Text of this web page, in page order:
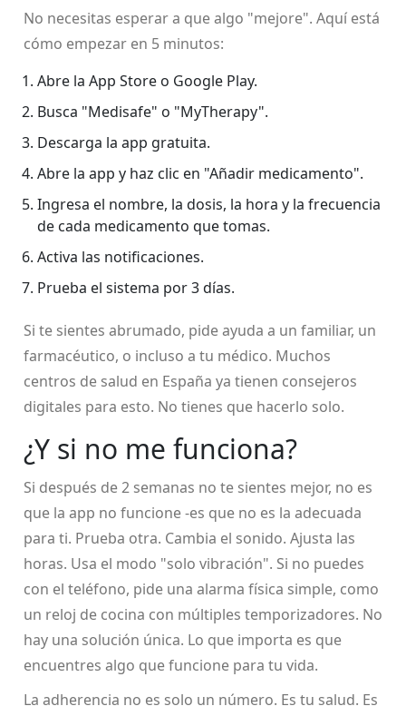
No necesitas esperar a que algo "mejore". Aquí está
cómo empezar en 5 minutos:
Abre la App Store o Google Play.
Busca "Medisafe" o "MyTherapy".
Descarga la app gratuita.
Abre la app y haz clic en "Añadir medicamento".
Ingresa el nombre, la dosis, la hora y la frecuencia
de cada medicamento que tomas.
Activa las notificaciones.
Prueba el sistema por 3 días.
Si te sientes abrumado, pide ayuda a un familiar, un
farmacéutico, o incluso a tu médico. Muchos
centros de salud en España ya tienen consejeros
digitales para esto. No tienes que hacerlo solo.
¿Y si no me funciona?
Si después de 2 semanas no te sientes mejor, no es
que la app no funcione -es que no es la adecuada
para ti. Prueba otra. Cambia el sonido. Ajusta las
horas. Usa el modo "solo vibración". Si no puedes
con el teléfono, pide una alarma física simple, como
un reloj de cocina con múltiples temporizadores. No
hay una solución única. Lo que importa es que
encuentres algo que funcione para tu vida.
La adherencia no es solo un número. Es tu salud. Es